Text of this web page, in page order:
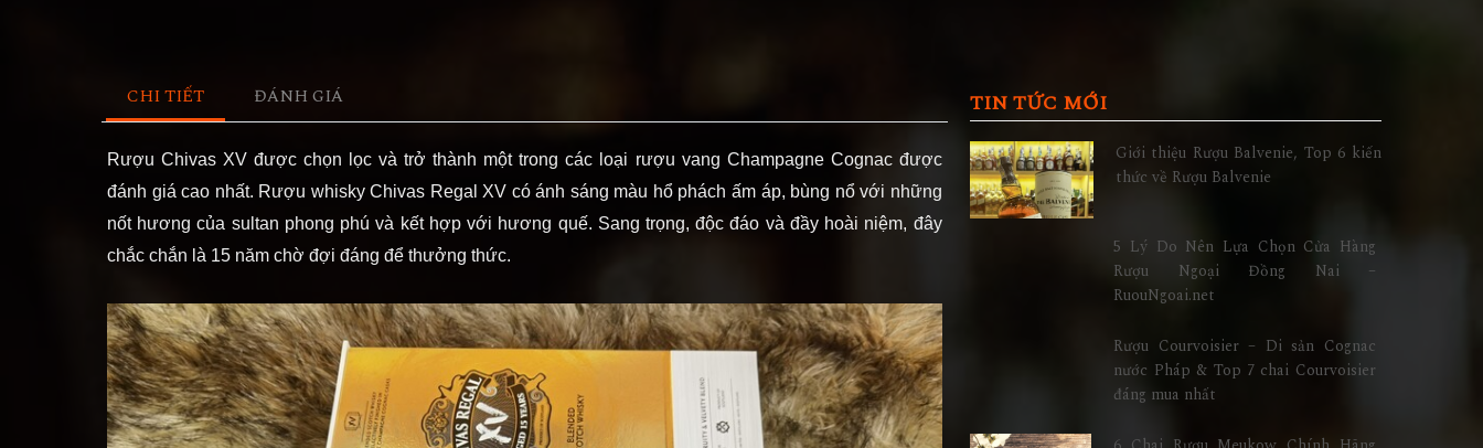
CHI TIẾT ĐÁNH GIÁ
Rượu Chivas XV được chọn lọc và trở thành một trong các loại rượu vang Champagne Cognac được
đánh giá cao nhất. Rượu whisky Chivas Regal XV có ánh sáng màu hổ phách ấm áp, bùng nổ với những
nốt hương của sultan phong phú và kết hợp với hương quế. Sang trọng, độc đáo và đầy hoài niệm, đây
chắc chắn là 15 năm chờ đợi đáng để thưởng thức.
TIN TỨC MỚI
Giới thiệu Rượu Balvenie, Top 6 kiến
thức về Rượu Balvenie
5 Lý Do Nên Lựa Chọn Cửa Hàng
Rượu Ngoại Đồng Nai –
RuouNgoai.net
Rượu Courvoisier – Di sản Cognac
nước Pháp & Top 7 chai Courvoisier
đáng mua nhất